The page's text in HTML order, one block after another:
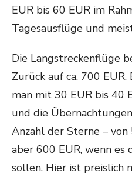
EUR bis 60 EUR im
Tagesausflüge und
Die Langstreckenflüge
Zurück auf ca. 700
man mit 30 EUR bis 40
und die
Anzahl der Sterne –
aber 600 EUR, wenn es
sollen. Hier ist preislich